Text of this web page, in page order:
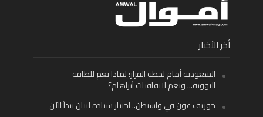
أخر الأخبار
السعودية أمام لحظة القرار: لماذا نعم للطاقة
النووية… ونعم لاتفاقيات أبراهام؟
جوزيف عون في واشنطن.. اختبار سيادة لبنان يبدأ الآن